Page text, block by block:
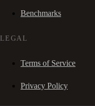
Benchmarks
LEGAL
Terms of Service
Privacy Policy